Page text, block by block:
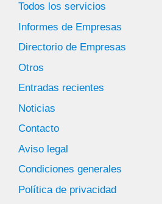
Todos los servicios
Informes de Empresas
Directorio de Empresas
Otros
Entradas recientes
Noticias
Contacto
Aviso legal
Condiciones generales
Política de privacidad